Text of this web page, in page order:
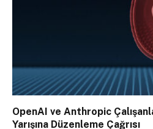
OpenAI ve Anthropic
Yarışına Düzenleme Çağrısı